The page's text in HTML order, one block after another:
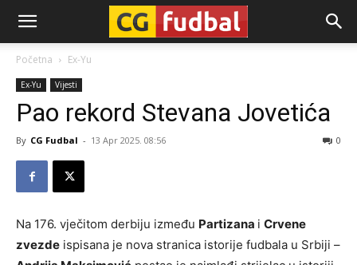
CG-
Fudbal
Početna Ex-Yu
Ex-Yu Vijesti
Pao rekord Stevana Jovetića
By CG Fudbal - 13 Apr 2025. 08:56 0
Na 176. vječitom derbiju između Partizana i Crvene
zvezde ispisana je nova stranica istorije fudbala u Srbiji –